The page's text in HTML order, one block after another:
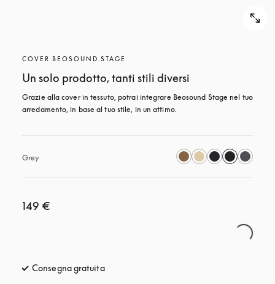
COVER BEOSOUND STAGE
Un solo prodotto, tanti stili diversi
Grazie alla cover in tessuto, potrai integrare Beosound Stage nel tuo
arredamento, in base al tuo stile, in un attimo.
Grey
149 €
Consegna gratuitasi apre in una nuova finestra